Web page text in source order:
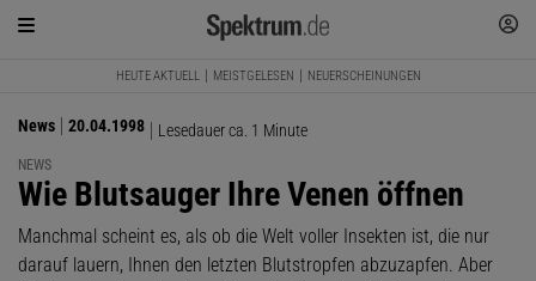
HEUTE AKTUELL MEISTGELESEN NEUERSCHEINUNGEN
News 20.04.1998 Lesedauer ca. 1 Minute
NEWS
:
Wie Blutsauger Ihre Venen öffnen
Manchmal scheint es, als ob die Welt voller Insekten ist, die nur
darauf lauern, Ihnen den letzten Blutstropfen abzuzapfen. Aber